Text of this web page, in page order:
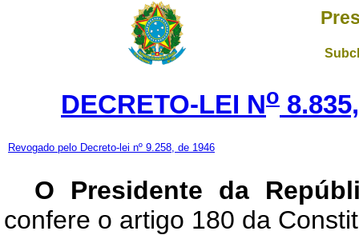
DECRETO-LEI No
Revogado pelo Decreto-lei nº 9.258, de 1946
O Presidente da
confere o artigo 180 da